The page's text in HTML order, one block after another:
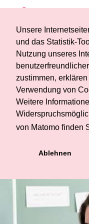
Unsere
und das Statistik-
Nutzung unseres
zustimmen,
Verwendung von
Weitere
von Matomo finden
Ablehnen
Das sind wir
• Ansprechpersonen
• Service
Teilhabe
• Begleitender Dienst
•
• Ihre Vorteile